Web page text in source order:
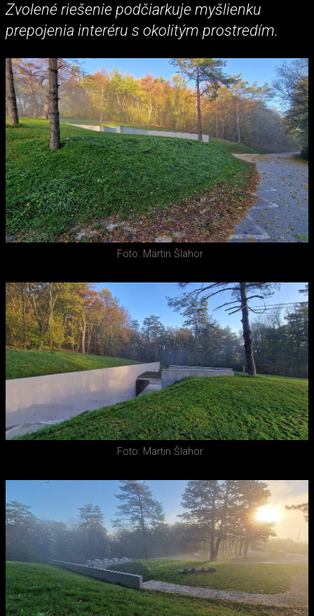
Zvolené riešenie podčiarkuje myšlienku
prepojenia interéru s okolitým prostredím.
Foto: Martin Šlahor
Foto: Martin Šlahor